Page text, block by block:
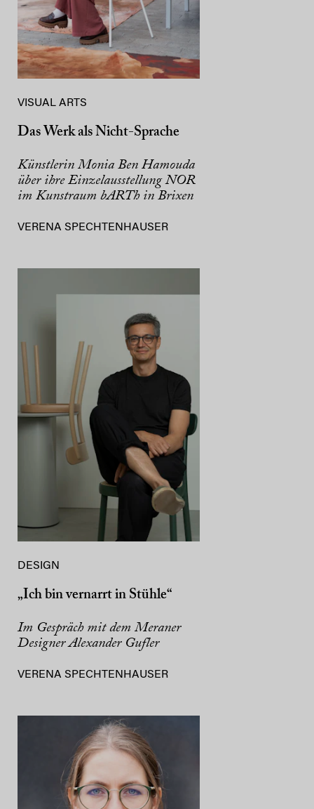
VISUAL ARTS
Das Werk als Nicht-Sprache
Künstlerin Monia Ben Hamouda
über ihre Einzelausstellung NOR
im Kunstraum bARTh in Brixen
VERENA SPECHTENHAUSER
DESIGN
„Ich bin vernarrt in Stühle“
Im Gespräch mit dem Meraner
Designer Alexander Gufler
VERENA SPECHTENHAUSER